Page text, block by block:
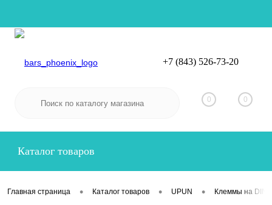
Вход
+7 (843) 526-73-20
0 0
Каталог товаров
Главная страница • Каталог товаров • UPUN • Клеммы на DIN-